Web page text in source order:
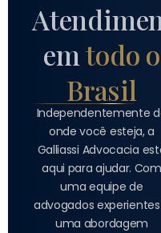
emtodo o
Brasil
Independentemente
onde você esteja, a
Galliassi Advocacia
aqui para ajudar. Com
uma equipe de
advogados
uma abordagem